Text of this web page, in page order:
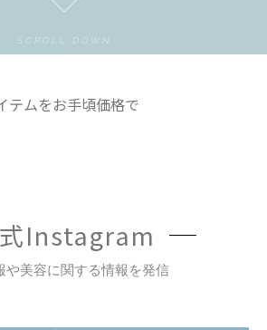
SCROLL DOWN
テムをお手頃価格で
や美容に関する情報を発信
Instagram